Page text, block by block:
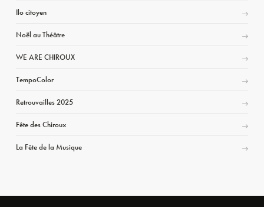
Ilo citoyen
Noël au Théâtre
WE ARE CHIROUX
TempoColor
Retrouvailles 2025
Fête des Chiroux
La Fête de la Musique